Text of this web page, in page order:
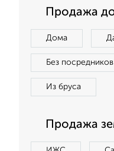
Продажа
Дома
Без посредников
Из бруса
Продажа